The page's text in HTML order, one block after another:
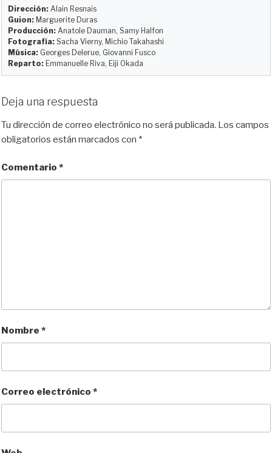
k
y
d
o
n
o
o
k
t
i
r
Dirección: Alain Resnais
Guion: Marguerite Duras
Producción: Anatole Dauman, Samy Halfon
Fotografía: Sacha Vierny, Michio Takahashi
Música: Georges Delerue, Giovanni Fusco
Reparto: Emmanuelle Riva, Eiji Okada
Deja una respuesta
Tu dirección de correo electrónico no será publicada. Los campos
obligatorios están marcados con *
Comentario *
Nombre *
Correo electrónico *